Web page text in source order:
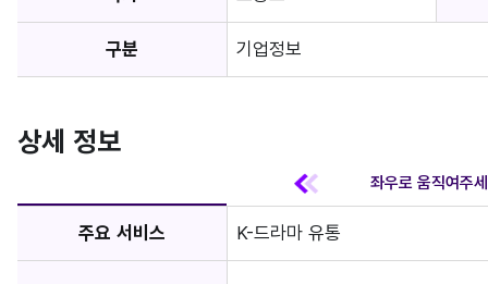
구분 기업정보
상세 정보
주요 서비스 K-드라마 유통